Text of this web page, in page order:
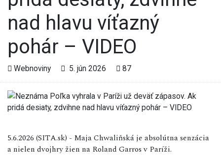
nad hlavu víťazný
pohár – VIDEO
Webnoviny 5. jún 2026 87
5.6.2026 (SITA.sk) - Maja Chwaliňská je absolútna senzácia
a nielen dvojhry žien na Roland Garros v Paríži.